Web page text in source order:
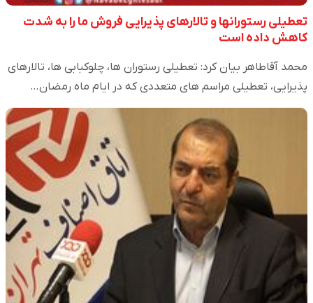
تعطیلی رستورانها و تالارهای پذیرایی فروش ما را به شدت
کاهش داده است
محمد آقاطاهر بیان کرد: تعطیلی رستوران ها، چلوکبابی ها، تالارهای
پذیرایی، تعطیلی مراسم های متعددی که در ایام ماه رمضان…